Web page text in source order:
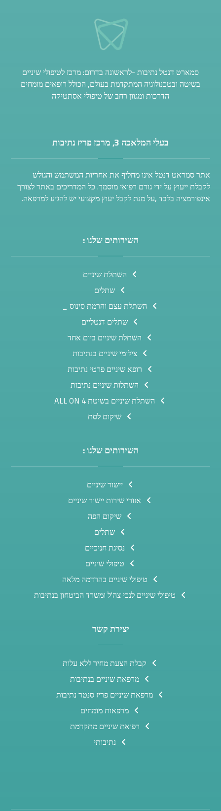
סמארט דנטל נתיבות -לראשונה בדרום: מרכז לטיפולי שיניים
בשיטה ובטכנולוגיה המתקדמת בעולם, הכולל רופאים מומחים
הדרכות ומגוון רחב של טיפולי אסתטיקה
בעלי המלאכה 3, מרכז פריז נתיבות
אתר סמראט דנטל אינו מחליף את אחריות המשתמש והגולש
לקבלת ייעוץ על ידי גורם רפואי מוסמך. כל המדריכים באתר לצורך
אינפורמציה בלבד ,על מנת לקבל יעוץ מקצועי יש להגיע למרפאה.
השירותים שלנו :
השתלת שיניים
שתלים
השתלת עצם והרמת סינוס _
שתלים דנטליים
השתלת שיניים ביום אחד
צילומי שיניים בנתיבות
רופא שיניים פרטי נתיבות
השתלות שיניים נתיבות
השתלת שיניים בשיטת ALL ON 4
שיקום לסת
השירותים שלנו :
יישור שיניים
אזורי שירות יישור שיניים
שיקום הפה
שתלים
נסיגת חניכיים
טיפולי שיניים
טיפולי שיניים בהרדמה מלאה
טיפולי שיניים לנכי צה'ל ומשרד הביטחון בנתיבות
יצירת קשר
קבלת הצעת מחיר ללא עלות
מרפאת שיניים בנתיבות
מרפאת שיניים פריז סנטר נתיבות
מרפאות מומחים
רפואת שיניים מתקדמת
נתיבותי